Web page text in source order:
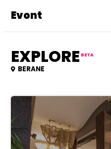
Evont
EXPLORE BETA
BERANE